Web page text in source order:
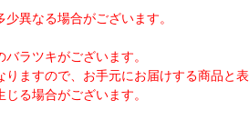
異なる場合がございます。
ラツキがございます。
りますので、お手元にお届けする商品と表
る場合がございます。